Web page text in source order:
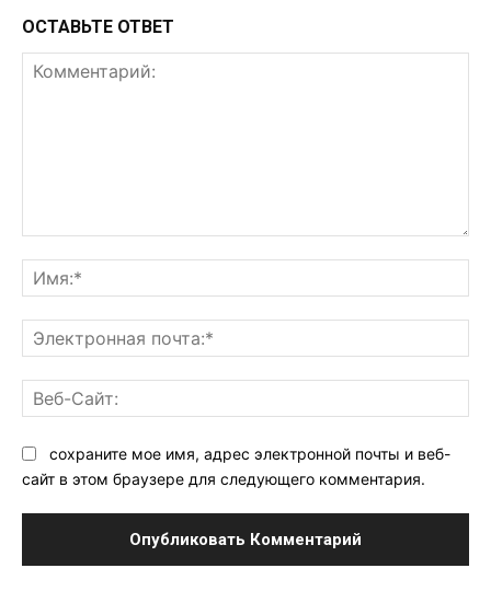
ОСТАВЬТЕ ОТВЕТ
сохраните мое имя, адрес электронной почты и веб-
сайт в этом браузере для следующего комментария.